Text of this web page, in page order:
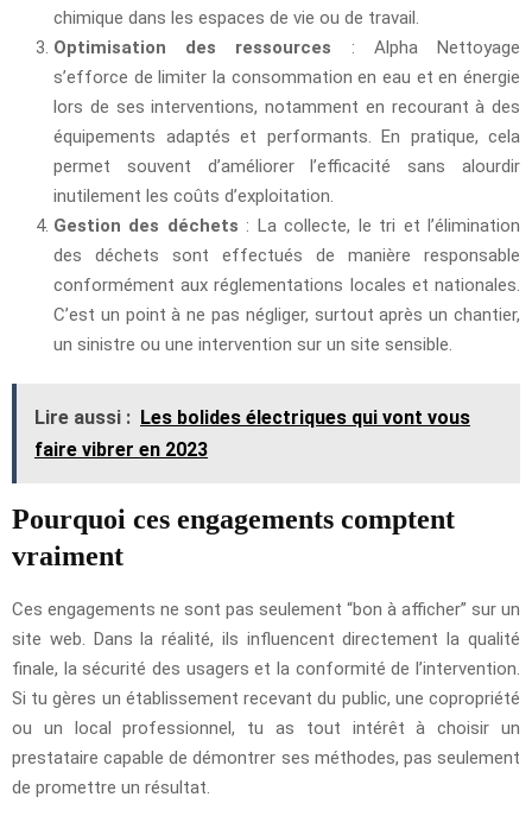
chimique dans les espaces de vie ou de travail.
Optimisation des ressources : Alpha Nettoyage
s’efforce de limiter la consommation en eau et en énergie
lors de ses interventions, notamment en recourant à des
équipements adaptés et performants. En pratique, cela
permet souvent d’améliorer l’efficacité sans alourdir
inutilement les coûts d’exploitation.
Gestion des déchets : La collecte, le tri et l’élimination
des déchets sont effectués de manière responsable
conformément aux réglementations locales et nationales.
C’est un point à ne pas négliger, surtout après un chantier,
un sinistre ou une intervention sur un site sensible.
Lire aussi : Les bolides électriques qui vont vous
faire vibrer en 2023
Pourquoi ces engagements comptent
vraiment
Ces engagements ne sont pas seulement “bon à afficher” sur un
site web. Dans la réalité, ils influencent directement la qualité
finale, la sécurité des usagers et la conformité de l’intervention.
Si tu gères un établissement recevant du public, une copropriété
ou un local professionnel, tu as tout intérêt à choisir un
prestataire capable de démontrer ses méthodes, pas seulement
de promettre un résultat.